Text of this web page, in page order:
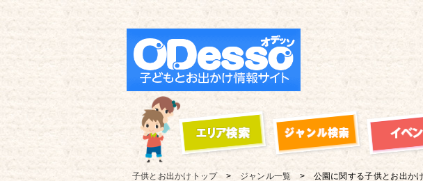
子供とお出かけ トップ ジャンル一覧 公園に関する子供とお出か